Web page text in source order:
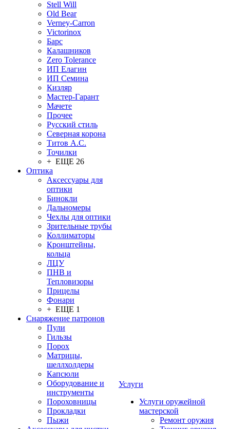
Stell Will
Old Bear
Verney-Carron
Victorinox
Барс
Калашников
Zero Tolerance
ИП Елагин
ИП Семина
Кизляр
Мастер-Гарант
Мачете
Прочее
Русский стиль
Северная корона
Титов А.С.
Точилки
+ ЕЩЕ 26
Оптика
Аксессуары для
оптики
Бинокли
Дальномеры
Чехлы для оптики
Зрительные трубы
Коллиматоры
Кронштейны,
кольца
ЛЦУ
ПНВ и
Тепловизоры
Прицелы
Фонари
+ ЕЩЕ 1
Снаряжение патронов
Пули
Гильзы
Порох
Матрицы,
шеллхолдеры
Капсюли
Оборудование и
инструменты
Пороховницы
Прокладки
Пыжи
Услуги
Услуги оружейной
мастерской
Ремонт оружия